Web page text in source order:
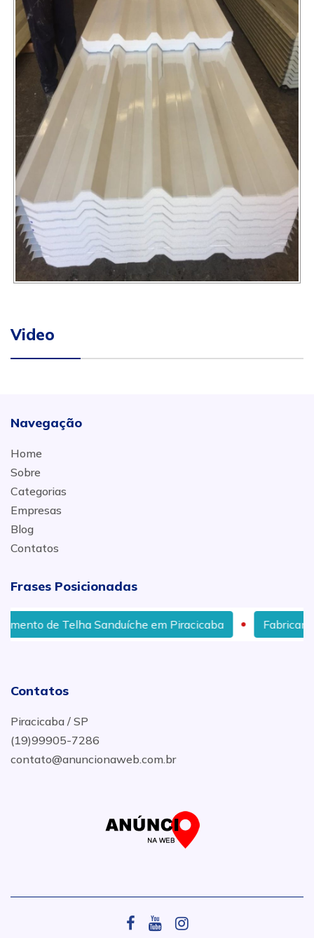
Video
Navegação
Home
Sobre
Categorias
Empresas
Blog
Contatos
Frases Posicionadas
de Telha Sanduíche em Piracicaba Fabricante de
Contatos
Piracicaba / SP
(19)99905-7286
contato@anuncionaweb.com.br